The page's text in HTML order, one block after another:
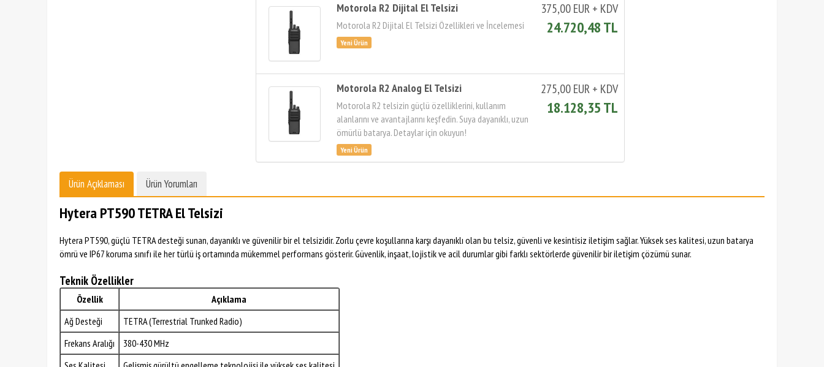
Motorola R2 Dijital El Telsizi
Motorola R2 Dijital El Telsizi Özellikleri ve İncelemesi
375,00 EUR + KDV
24.720,48 TL
Motorola R2 Analog El Telsizi
Motorola R2 telsizin güçlü özelliklerini, kullanım
alanlarını ve avantajlarını keşfedin. Suya dayanıklı, uzun
ömürlü batarya. Detaylar için okuyun!
275,00 EUR + KDV
18.128,35 TL
Ürün Açıklaması Ürün Yorumları
Hytera PT590 TETRA El Telsizi
Hytera PT590, güçlü TETRA desteği sunan, dayanıklı ve güvenilir bir el telsizidir. Zorlu çevre koşullarına karşı dayanıklı olan bu telsiz, güvenli ve kesintisiz iletişim sağlar. Yüksek ses kalitesi, uzun batarya
ömrü ve IP67 koruma sınıfı ile her türlü iş ortamında mükemmel performans gösterir. Güvenlik, inşaat, lojistik ve acil durumlar gibi farklı sektörlerde güvenilir bir iletişim çözümü sunar.
Teknik Özellikler
Özellik
Açıklama
Ağ Desteği
TETRA (Terrestrial Trunked Radio)
Frekans Aralığı
380-430 MHz